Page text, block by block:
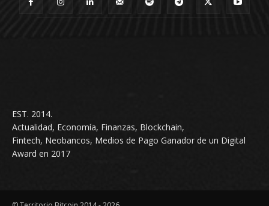
EST. 2014.
Actualidad, Economía, Finanzas, Blockchain,
Fintech, Neobancos, Medios de Pago Ganador de un Digital
Award en 2017